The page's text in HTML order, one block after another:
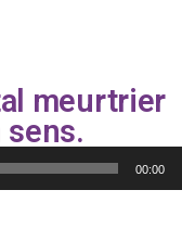
meurtrier
sens.
00:00